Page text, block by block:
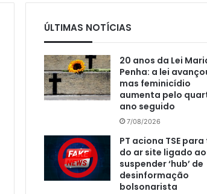
ÚLTIMAS NOTÍCIAS
20 anos da Lei
Penha: a lei
mas feminicídio
aumenta pelo
ano seguido
7/08/2026
PT aciona TSE
do ar site ligado ao
suspender ‘hub’ de
desinformação
bolsonarista